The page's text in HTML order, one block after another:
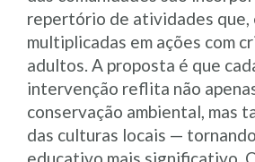
repertório de atividades que,
multiplicadas em ações com
adultos. A proposta é que
intervenção reflita não
conservação ambiental, mas
das culturas locais —
educativo mais significativo.